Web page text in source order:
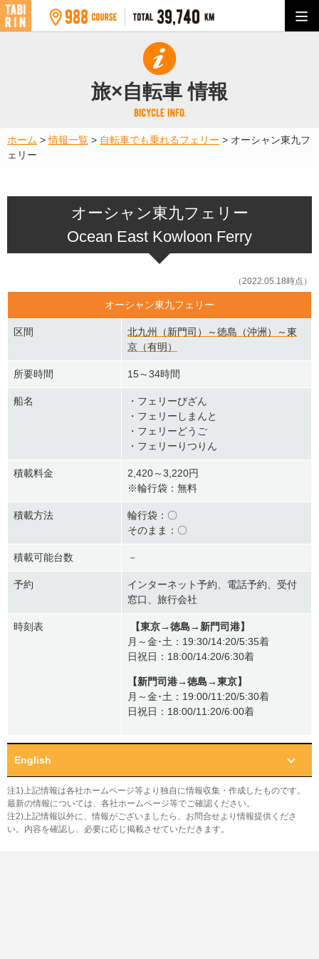
旅×自転車 情報
ホーム >情報一覧 > 自転車でも乗れるフェリー > オーシャン東九フ
ェリー
オーシャン東九フェリー
Ocean East Kowloon Ferry
（2022.05.18時点）
オーシャン東九フェリー
区間
北九州（新門司）～徳島（沖洲）～東
京（有明）
所要時間 15～34時間
船名
・フェリーびざん
・フェリーしまんと
・フェリーどうご
・フェリーりつりん
積載料金
2,420～3,220円
※輪行袋：無料
積載方法
輪行袋：〇
そのまま：〇
積載可能台数 －
予約
インターネット予約、電話予約、受付
窓口、旅行会社
時刻表
【東京→徳島→新門司港】
月～金･土：19:30/14:20/5:35着
日祝日：18:00/14:20/6:30着
【新門司港→徳島→東京】
月～金･土：19:00/11:20/5:30着
日祝日：18:00/11:20/6:00着
English
注1)上記情報は各社ホームページ等より独自に情報収集・作成したものです。
最新の情報については、各社ホームページ等でご確認ください。
注2)上記情報以外に、情報がございましたら、お問合せより情報提供くださ
い。内容を確認し、必要に応じ掲載させていただきます。